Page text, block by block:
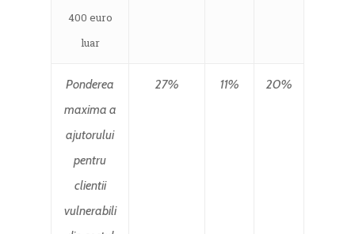
400 euro
luar
Ponderea
maxima a
ajutorului
pentru
clientii
vulnerabili
27% 11% 20%